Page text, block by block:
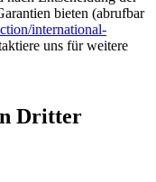
bieten (abrufbar
international-
uns für weitere
Dritter